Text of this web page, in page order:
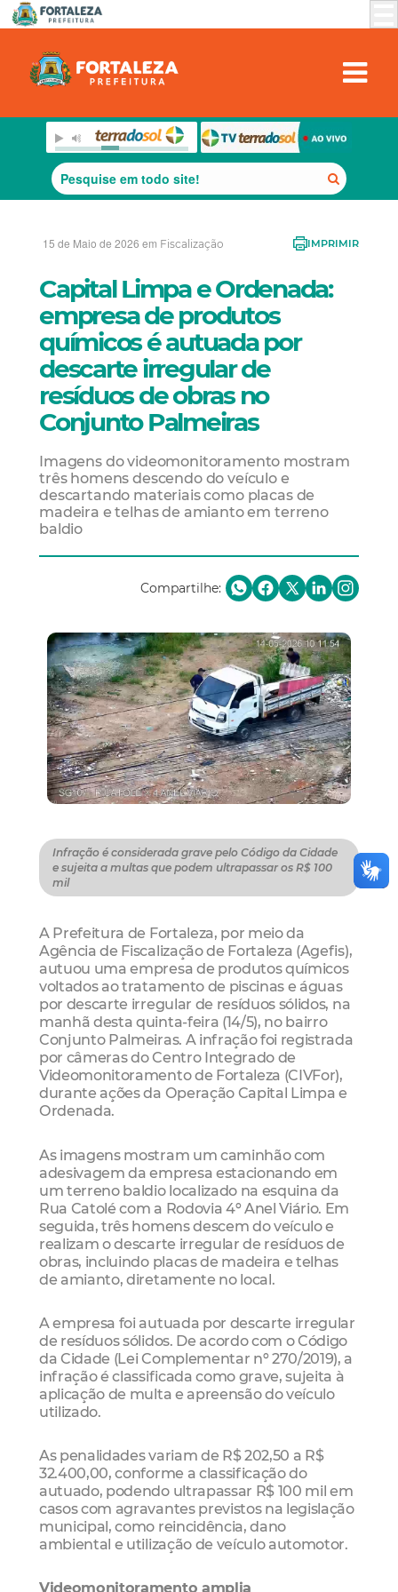
15 de Maio de 2026 em Fiscalização IMPRIMIR
Capital Limpa e Ordenada:
empresa de produtos
químicos é autuada por
descarte irregular de
resíduos de obras no
Conjunto Palmeiras
Imagens do videomonitoramento mostram
três homens descendo do veículo e
descartando materiais como placas de
madeira e telhas de amianto em terreno
baldio
Compartilhe:
Infração é considerada grave pelo Código da Cidade
e sujeita a multas que podem ultrapassar os R$ 100
mil
A Prefeitura de Fortaleza, por meio da
Agência de Fiscalização de Fortaleza (Agefis),
autuou uma empresa de produtos químicos
voltados ao tratamento de piscinas e águas
por descarte irregular de resíduos sólidos, na
manhã desta quinta-feira (14/5), no bairro
Conjunto Palmeiras. A infração foi registrada
por câmeras do Centro Integrado de
Videomonitoramento de Fortaleza (CIVFor),
durante ações da Operação Capital Limpa e
Ordenada.
As imagens mostram um caminhão com
adesivagem da empresa estacionando em
um terreno baldio localizado na esquina da
Rua Catolé com a Rodovia 4º Anel Viário. Em
seguida, três homens descem do veículo e
realizam o descarte irregular de resíduos de
obras, incluindo placas de madeira e telhas
de amianto, diretamente no local.
A empresa foi autuada por descarte irregular
de resíduos sólidos. De acordo com o Código
da Cidade (Lei Complementar nº 270/2019), a
infração é classificada como grave, sujeita à
aplicação de multa e apreensão do veículo
utilizado.
As penalidades variam de R$ 202,50 a R$
32.400,00, conforme a classificação do
autuado, podendo ultrapassar R$ 100 mil em
casos com agravantes previstos na legislação
municipal, como reincidência, dano
ambiental e utilização de veículo automotor.
Videomonitoramento amplia